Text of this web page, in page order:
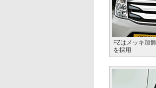
FZはメッキ加
を採用